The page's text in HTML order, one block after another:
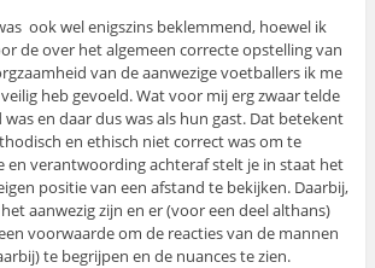
ook wel enigszins beklemmend, hoewel ik
de over het algemeen correcte opstelling van
van de aanwezige voetballers ik me
heb gevoeld. Wat voor mij erg zwaar telde
en daar dus was als hun gast. Dat betekent
en ethisch niet correct was om te
en verantwoording achteraf stelt je in staat het
positie van een afstand te bekijken. Daarbij,
aanwezig zijn en er (voor een deel althans)
voorwaarde om de reacties van de mannen
te begrijpen en de nuances te zien.